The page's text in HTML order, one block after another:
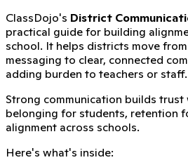
ClassDojo's District
practical guide for building
school. It helps districts move
messaging to clear, connected
adding burden to teachers or staff.
Strong communication builds trust
belonging for students, retention
alignment across schools.
Here's what's inside: